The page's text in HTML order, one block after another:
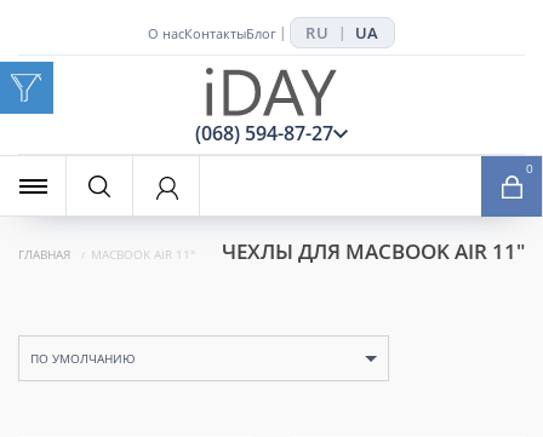
x
О насКонтактыБлог | RU | UA
(068) 594-87-27
0
ГЛАВНАЯ MACBOOK AIR 11" ЧЕХЛЫ ДЛЯ MACBOOK AIR 11"
ПО УМОЛЧАНИЮ